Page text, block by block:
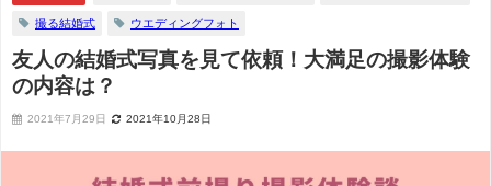
撮る結婚式 ウエディングフォト
友人の結婚式写真を見て依頼！大満足の撮影体験
の内容は？
2021年7月29日 2021年10月28日